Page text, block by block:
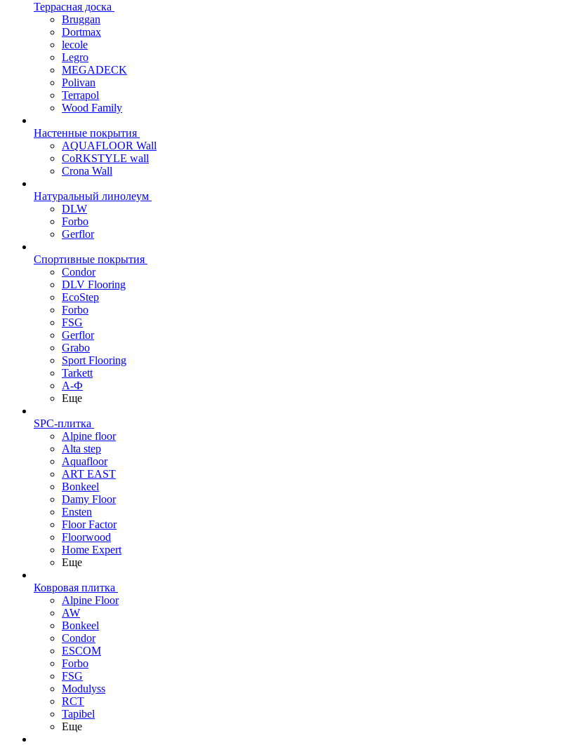
Террасная доска
Bruggan
Dortmax
lecole
Legro
MEGADECK
Polivan
Terrapol
Wood Family
Настенные покрытия
AQUAFLOOR Wall
CoRKSTYLE wall
Crona Wall
Натуральный линолеум
DLW
Forbo
Gerflor
Спортивные покрытия
Condor
DLV Flooring
EcoStep
Forbo
FSG
Gerflor
Grabo
Sport Flooring
Tarkett
А-Ф
Еще
SPC-плитка
Alpine floor
Alta step
Aquafloor
ART EAST
Bonkeel
Damy Floor
Ensten
Floor Factor
Floorwood
Home Expert
Еще
Ковровая плитка
Alpine Floor
AW
Bonkeel
Condor
ESCOM
Forbo
FSG
Modulyss
RCT
Tapibel
Еще